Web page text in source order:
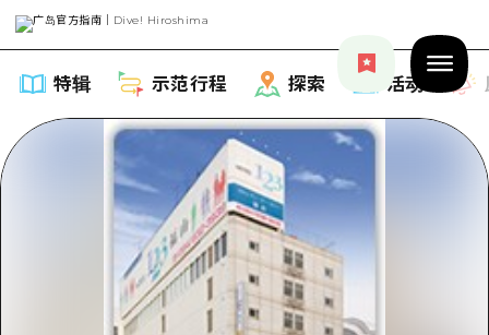
特辑 示范行程 探索 活动
特辑
列表
示范行程